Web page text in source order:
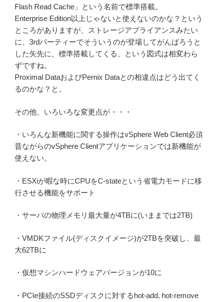
Flash Read Cache」という名前で標準搭載。
Enterprise Edition以上じゃないと使えないのかな？という
ところがありますが、ストレージアプライアンスみたい
に、3rdパーティーでそういうのが登場してがんばろうと
した矢先に、標準搭載してくる、という図式は相変わら
ずですね。
Proximal DataおよびPernix Dataとの相違点はどう出てく
るのかな？と。
その他、いろいろな変更点が・・・
・いろんな新機能に関する操作はvSphere Web Client必須
昔ながらのvSphere Clientアプリケーションでは新機能が
使えない。
・ESXiが暇な時にCPUをC-stateという省電力モードに移
行させる機能をサポート
・サーバの物理メモリ最大量が4TBに(いままでは2TB)
・VMDKファイル(ディスクイメージ)が2TBを突破し、最
大62TBに
・仮想マシンハードウェアバージョンが10に
・PCIe接続のSSDディスクに対するhot-add, hot-remove